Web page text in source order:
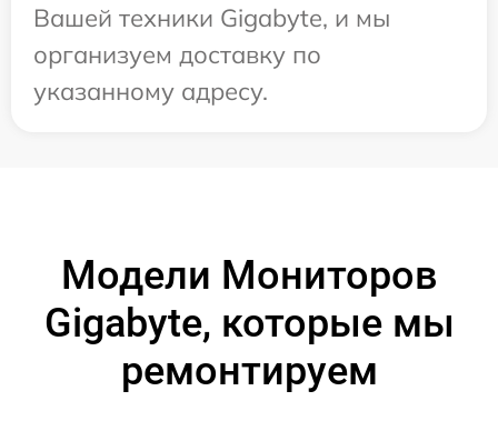
Вашей техники Gigabyte, и мы
организуем доставку по
указанному адресу.
Модели Мониторов
Gigabyte, которые мы
ремонтируем